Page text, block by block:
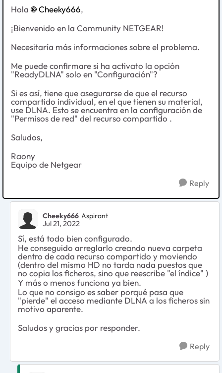
Hola Cheeky666,
¡Bienvenido en la Community NETGEAR!
Necesitaría más informaciones sobre el problema.
Me puede confirmare si ha activato la opción
"ReadyDLNA" solo en "Configuración"?
Si es así, tiene que asegurarse de que el recurso
compartido individual, en el que tienen su material,
use DLNA. Esto se encuentra en la configuración de
"Permisos de red" del recurso compartido .
Saludos,
Raony
Equipo de Netgear
Reply
Cheeky666 Aspirant
Jul 21, 2022
Sí, está todo bien configurado.
He conseguido arreglarlo creando nueva carpeta
dentro de cada recurso compartido y moviendo
(dentro del mismo HD no tarda nada puestos que
no copia los ficheros, sino que reescribe "el índice" )
Y más o menos funciona ya bien.
Lo que no consigo es saber porqué pasa que
"pierde" el acceso mediante DLNA a los ficheros sin
motivo aparente.
Saludos y gracias por responder.
Reply